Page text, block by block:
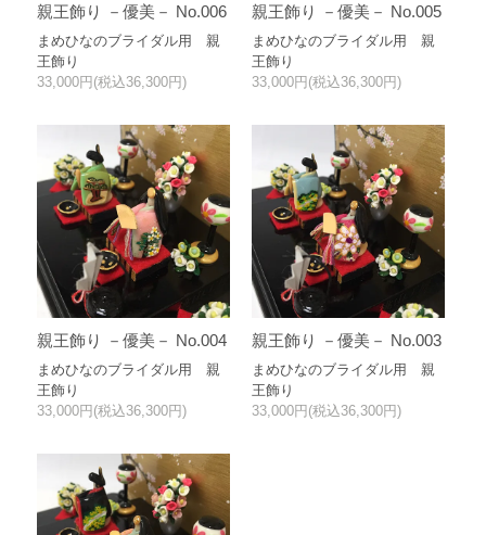
親王飾り －優美－ No.006
まめひなのブライダル用 親
王飾り
33,000円(税込36,300円)
親王飾り －優美－ No.005
まめひなのブライダル用 親
王飾り
33,000円(税込36,300円)
親王飾り －優美－ No.004
まめひなのブライダル用 親
王飾り
33,000円(税込36,300円)
親王飾り －優美－ No.003
まめひなのブライダル用 親
王飾り
33,000円(税込36,300円)